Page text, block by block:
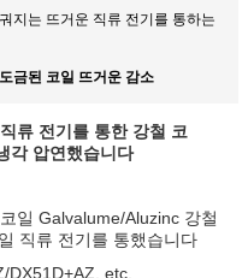
지는 뜨거운 직류 전기를 통하는
금된 코일 뜨거운 감소
류 전기를 통한 강철 코
각 압연했습니다
일 Galvalume/Aluzinc 강철
직류 전기를 통했습니다
DX51D+AZ, etc.